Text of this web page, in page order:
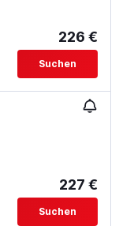
226 €
Suchen
227 €
Suchen